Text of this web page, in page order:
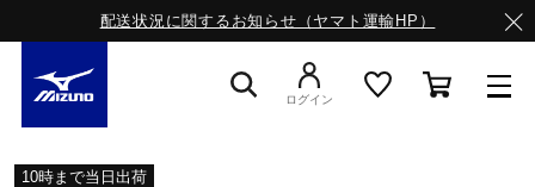
配送状況に関するお知らせ（ヤマト運輸HP）
スニーカー
ログイン
10時まで当日出荷